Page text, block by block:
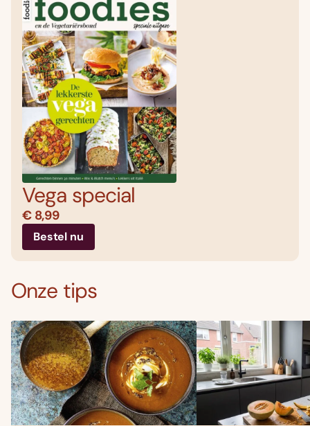
Vega special
€ 8,99
Bestel nu
Onze tips